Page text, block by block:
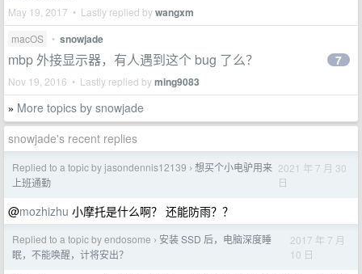
May 19, 2017 • Lastly replied bywangxm
macOS • snowjade
mbp 外接显示器，有人遇到这个 bug 了么？
Nov 19, 2016 • Lastly replied byming9083
7
» More topics by snowjade
snowjade's recent replies
Replied to a topic by jasondennis12139 › 想买个小电驴用来
上班通勤
2021 年 7 月 30
日
@mozhizhu 小摩托是什么啊？ 还能防雨？？
Replied to a topic by endosome › 安装 SSD 后，电脑深度睡
眠，不能唤醒，计将安出？
2017 年 7 月
10 日